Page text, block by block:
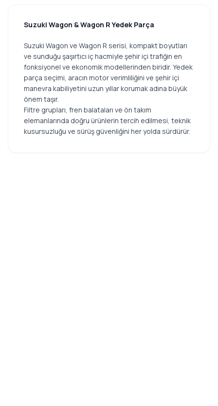
Suzuki Wagon & Wagon R Yedek Parça
Suzuki Wagon ve Wagon R serisi, kompakt boyutları
ve sunduğu şaşırtıcı iç hacmiyle şehir içi trafiğin en
fonksiyonel ve ekonomik modellerinden biridir. Yedek
parça seçimi, aracın motor verimliliğini ve şehir içi
manevra kabiliyetini uzun yıllar korumak adına büyük
önem taşır.
Filtre grupları, fren balataları ve ön takım
elemanlarında doğru ürünlerin tercih edilmesi, teknik
kusursuzluğu ve sürüş güvenliğini her yolda sürdürür.